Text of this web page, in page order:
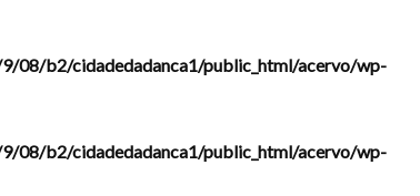
08/b2/cidadedadanca1/public_html/acervo/wp-
08/b2/cidadedadanca1/public_html/acervo/wp-